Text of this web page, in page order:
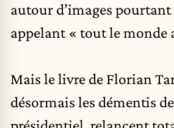
autour d’images
appelant « tout le monde
Mais le livre de Florian
désormais les démentis